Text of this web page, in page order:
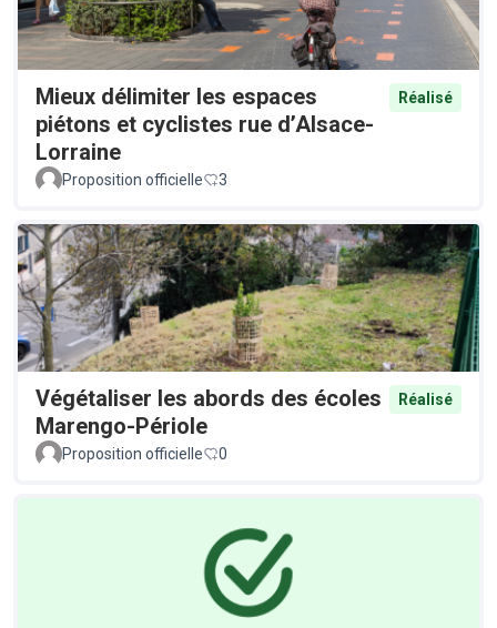
Mieux délimiter les espaces
piétons et cyclistes rue d’Alsace-
Lorraine
Réalisé
Proposition officielle 3
Végétaliser les abords des écoles
Marengo-Périole
Réalisé
Proposition officielle 0